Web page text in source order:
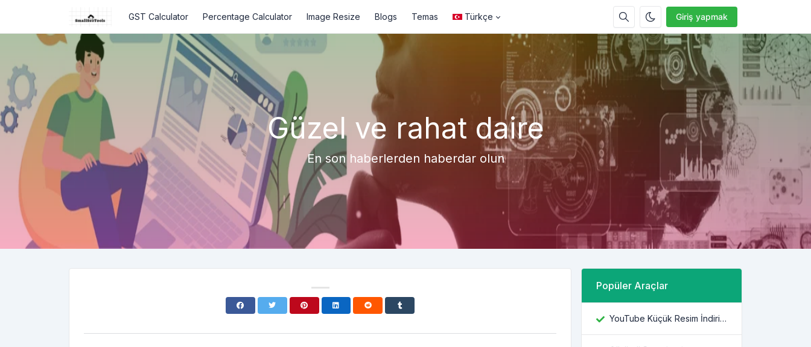
Giriş yapmak
GST Calculator Percentage Calculator Image Resize Blogs Temas Türkçe
Güzel ve rahat daire
En son haberlerden haberdar olun
Popüler Araçlar
YouTube Küçük Resim İndiricisi